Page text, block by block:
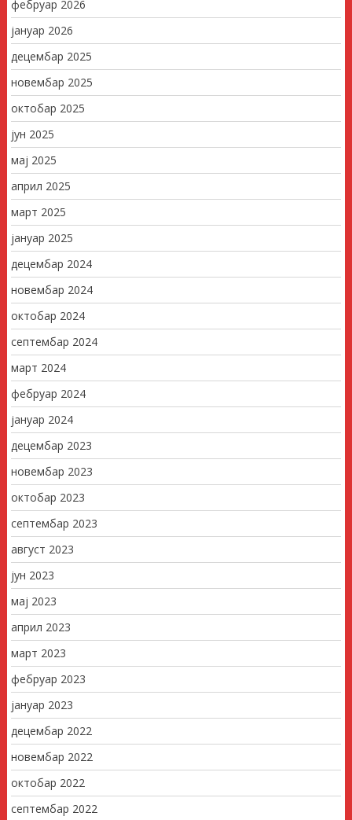
фебруар 2026
јануар 2026
децембар 2025
новембар 2025
октобар 2025
јун 2025
мај 2025
април 2025
март 2025
јануар 2025
децембар 2024
новембар 2024
октобар 2024
септембар 2024
март 2024
фебруар 2024
јануар 2024
децембар 2023
новембар 2023
октобар 2023
септембар 2023
август 2023
јун 2023
мај 2023
април 2023
март 2023
фебруар 2023
јануар 2023
децембар 2022
новембар 2022
октобар 2022
септембар 2022